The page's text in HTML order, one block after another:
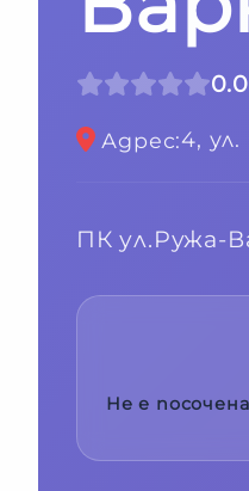
0.0
Адрес:4,
ПК ул.Ружа-
Не е